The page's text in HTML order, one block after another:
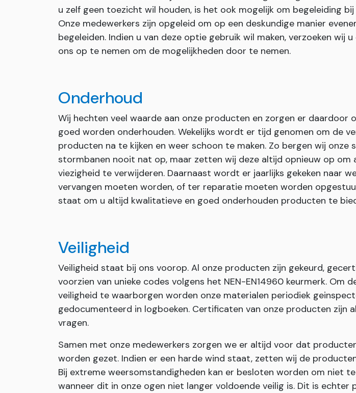
u zelf geen toezicht wil houden, is het ook mogelijk om begeleiding
Onze medewerkers zijn opgeleid om op een deskundige manier
begeleiden. Indien u van deze optie gebruik wil maken, verzoeken wij
ons op te nemen om de mogelijkheden door te nemen.
Onderhoud
Wij hechten veel waarde aan onze producten en zorgen er daardoor
goed worden onderhouden. Wekelijks wordt er tijd genomen om de
producten na te kijken en weer schoon te maken. Zo bergen wij onze
stormbanen nooit nat op, maar zetten wij deze altijd opnieuw op om
viezigheid te verwijderen. Daarnaast wordt er jaarlijks gekeken naar
vervangen moeten worden, of ter reparatie moeten worden
staat om u altijd kwalitatieve en goed onderhouden producten te
Veiligheid
Veiligheid staat bij ons voorop. Al onze producten zijn gekeurd,
voorzien van unieke codes volgens het NEN-EN14960 keurmerk. Om
veiligheid te waarborgen worden onze materialen periodiek
gedocumenteerd in logboeken. Certificaten van onze producten zijn
vragen.
Samen met onze medewerkers zorgen we er altijd voor dat
worden gezet. Indien er een harde wind staat, zetten wij de
Bij extreme weersomstandigheden kan er besloten worden om niet
wanneer dit in onze ogen niet langer voldoende veilig is. Dit is echter